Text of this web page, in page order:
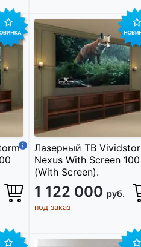
Лазерный ТВ
Nexus With Screen 100
(With Screen).
1 122 000 руб.
под заказ